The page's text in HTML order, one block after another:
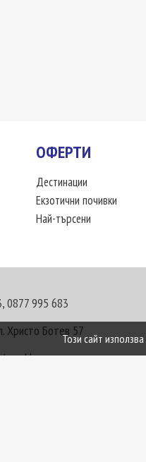
ОФЕРТИ
Дестинации
Екзотични почивки
Най-търсени
,0877 995 683
Христо Ботев 57Този сайт използва